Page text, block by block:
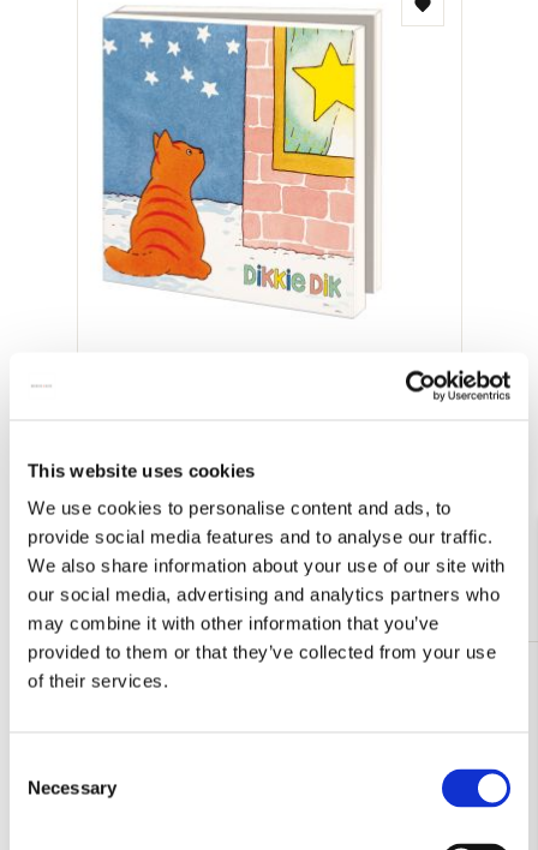
This website uses cookies
We use cookies to personalise content and ads, to
provide social media features and to analyse our traffic.
We also share information about your use of our site with
our social media, advertising and analytics partners who
may combine it with other information that you’ve
provided to them or that they’ve collected from your use
of their services.
Selection
Necessary
Toevoegen
Bekijk alles van Jet Boeke
Andere klanten bekeken ook